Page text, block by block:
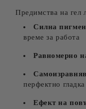
Предимства на гел
Силна
време за работа
Равномерно
перфектно
Ефект на